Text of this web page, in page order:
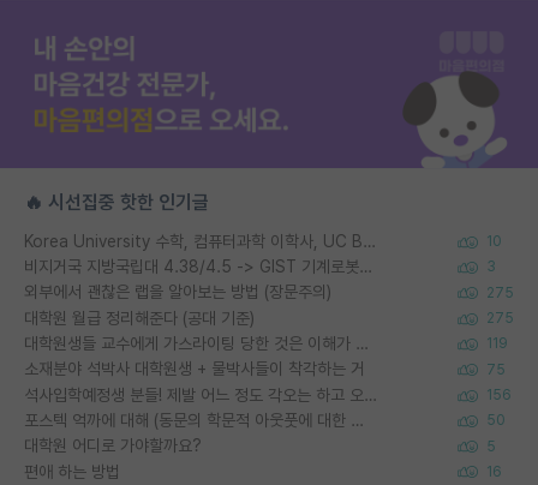
🔥 시선집중 핫한 인기글
Korea University 수학, 컴퓨터과학 이학사, UC Berkeley 산업공학 대학원 공학박사가 되는 것은 쉽지 않겠죠? 10
비지거국 지방국립대 4.38/4.5 -> GIST 기계로봇공학과 석사 3
외부에서 괜찮은 랩을 알아보는 방법 (장문주의) 275
대학원 월급 정리해준다 (공대 기준) 275
대학원생들 교수에게 가스라이팅 당한 것은 이해가 갑니다. 안타깝네요. 119
소재분야 석박사 대학원생 + 물박사들이 착각하는 거 75
석사입학예정생 분들! 제발 어느 정도 각오는 하고 오세요. 156
포스텍 억까에 대해 (동문의 학문적 아웃풋에 대한 반박) 50
대학원 어디로 가야할까요? 5
편애 하는 방법 16